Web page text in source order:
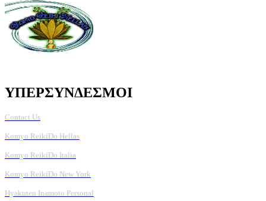
ΥΠΕΡΣΥΝΔΕΣΜΟΙ
Contact Us
Komyo ReikiDo Hellas
Komyo ReikiDo Italia
Komyo ReikiDo New York
Hyakuten Inamoto Personal